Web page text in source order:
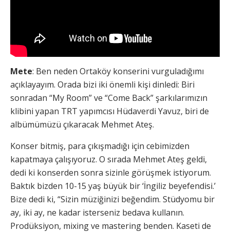
Mete: Ben neden Ortaköy konserini vurguladığımı
açıklayayım. Orada bizi iki önemli kişi dinledi: Biri
sonradan “My Room” ve “Come Back” şarkılarımızın
klibini yapan TRT yapımcısı Hüdaverdi Yavuz, biri de
albümümüzü çıkaracak Mehmet Ateş.
Konser bitmiş, para çıkışmadığı için cebimizden
kapatmaya çalışıyoruz. O sırada Mehmet Ateş geldi,
dedi ki konserden sonra sizinle görüşmek istiyorum.
Baktık bizden 10-15 yaş büyük bir ‘İngiliz beyefendisi.’
Bize dedi ki, “Sizin müziğinizi beğendim. Stüdyomu bir
ay, iki ay, ne kadar isterseniz bedava kullanın.
Prodüksiyon, mixing ve mastering benden. Kaseti de